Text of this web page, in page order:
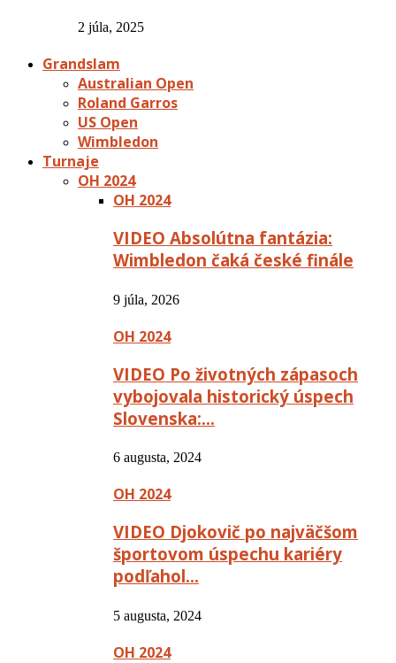
2 júla, 2025
Grandslam
Australian Open
Roland Garros
US Open
Wimbledon
Turnaje
OH 2024
OH 2024
VIDEO Absolútna fantázia:
Wimbledon čaká české finále
9 júla, 2026
OH 2024
VIDEO Po životných zápasoch
vybojovala historický úspech
Slovenska:…
6 augusta, 2024
OH 2024
VIDEO Djokovič po najväčšom
športovom úspechu kariéry
podľahol…
5 augusta, 2024
OH 2024